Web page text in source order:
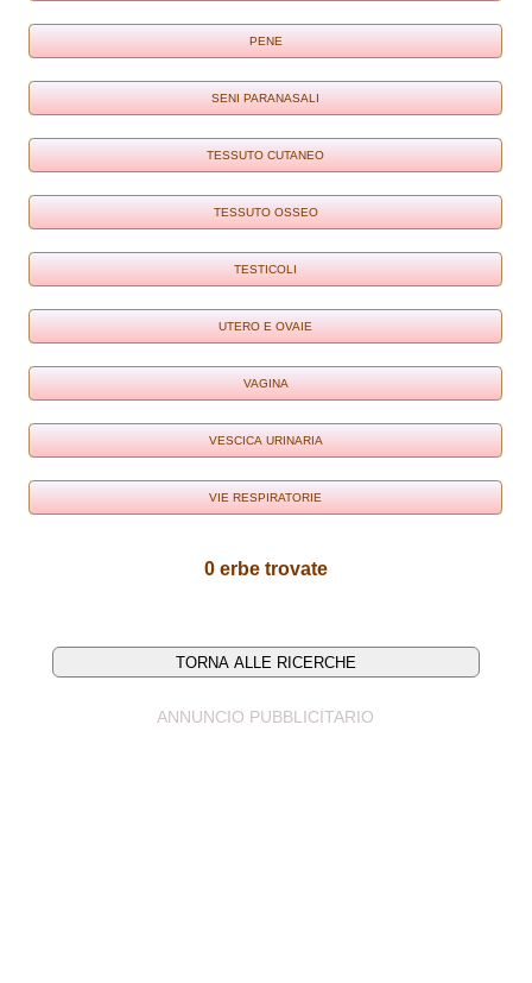
PENE
SENI PARANASALI
TESSUTO CUTANEO
TESSUTO OSSEO
TESTICOLI
UTERO E OVAIE
VAGINA
VESCICA URINARIA
VIE RESPIRATORIE
0 erbe trovate
ANNUNCIO PUBBLICITARIO